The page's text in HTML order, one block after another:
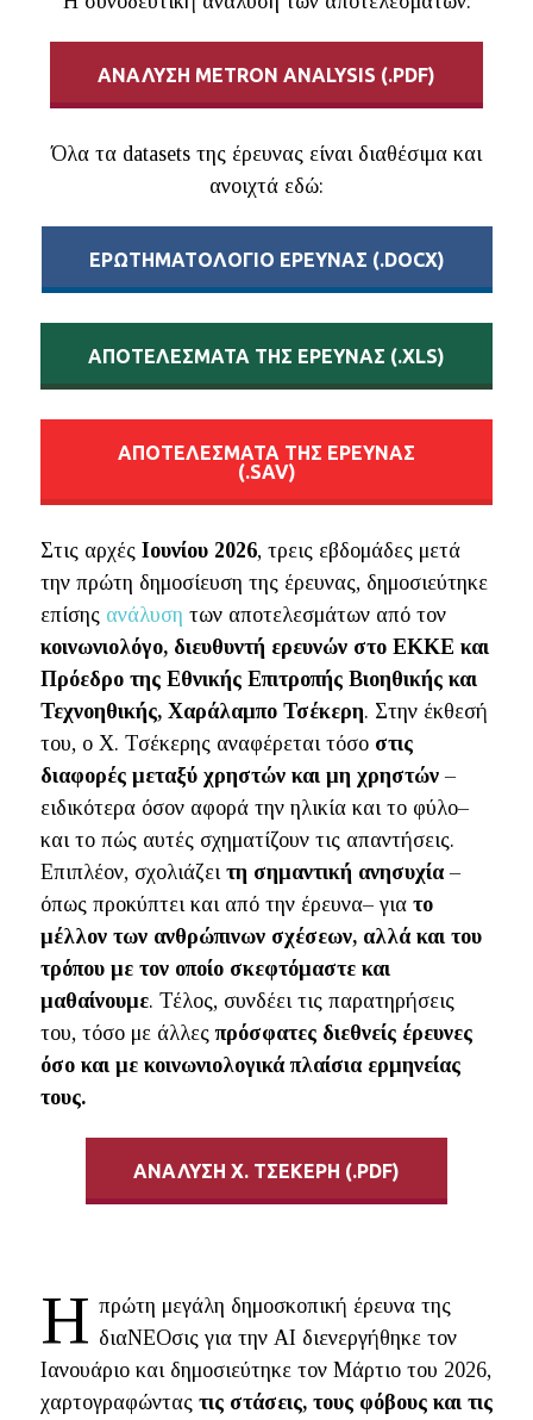
ΑΝΑΛΥΣΗ METRON ANALYSIS (.PDF)
Όλα τα datasets της έρευνας είναι διαθέσιμα και
ανοιχτά εδώ:
EΡΩΤΗΜΑΤΟΛΟΓΙΟ ΕΡΕΥΝΑΣ (.DOCX)
AΠΟΤΕΛΕΣΜΑΤΑ ΤΗΣ ΕΡΕΥΝΑΣ (.XLS)
ΑΠΟΤΕΛΕΣΜΑΤΑ ΤΗΣ ΕΡΕΥΝΑΣ
(.SAV)
Στις αρχές Ιουνίου 2026, τρεις εβδομάδες μετά
την πρώτη δημοσίευση της έρευνας, δημοσιεύτηκε
επίσης ανάλυση των αποτελεσμάτων από τον
κοινωνιολόγο, διευθυντή ερευνών στο ΕΚΚΕ και
Πρόεδρο της Εθνικής Επιτροπής Βιοηθικής και
Τεχνοηθικής, Χαράλαμπο Τσέκερη. Στην έκθεσή
του, ο Χ. Τσέκερης αναφέρεται τόσο στις
διαφορές μεταξύ χρηστών και μη χρηστών–
ειδικότερα όσον αφορά την ηλικία και το φύλο–
και το πώς αυτές σχηματίζουν τις απαντήσεις.
Επιπλέον, σχολιάζει τη σημαντική ανησυχία–
όπως προκύπτει και από την έρευνα– για το
μέλλον των ανθρώπινων σχέσεων, αλλά και του
τρόπου με τον οποίο σκεφτόμαστε και
μαθαίνουμε. Τέλος, συνδέει τις παρατηρήσεις
του, τόσο με άλλεςπρόσφατες διεθνείς έρευνες
όσο και με κοινωνιολογικά πλαίσια ερμηνείας
τους.
ΑΝΑΛΥΣΗ Χ. ΤΣΕΚΕΡΗ (.PDF)
Η πρώτη μεγάλη δημοσκοπική έρευνα της
διαΝΕΟσις για την ΑΙ διενεργήθηκε τον
Ιανουάριο και δημοσιεύτηκε τον Μάρτιο του 2026,
χαρτογραφώντας τις στάσεις, τους φόβους και τις